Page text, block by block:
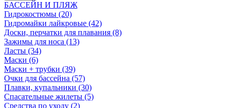
БАССЕЙН И ПЛЯЖ
Гидрокостюмы (20)
Гидромайки лайкровые (42)
Доски, перчатки для плавания (8)
Зажимы для носа (13)
Ласты (34)
Маски (6)
Маски + трубки (39)
Очки для бассейна (57)
Плавки, купальники (30)
Спасательные жилеты (5)
Средства по уходу (2)